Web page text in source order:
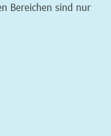
Bereichen sind nur